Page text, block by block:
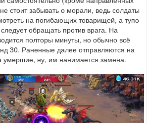
стоит забывать о морали, ведь солдаты
на погибающих товарищей, а тупо
обращать против врага. На
полторы минуты, но обычно всё
30. Раненные далее отправляются на
умершие, ну, им нанимается замена.